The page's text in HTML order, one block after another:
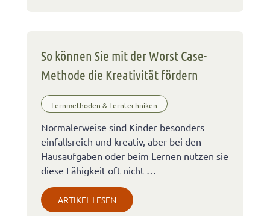
So können Sie mit der Worst Case-
Methode die Kreativität fördern
Lernmethoden & Lerntechniken
Normalerweise sind Kinder besonders
einfallsreich und kreativ, aber bei den
Hausaufgaben oder beim Lernen nutzen sie
diese Fähigkeit oft nicht …
ARTIKEL LESEN